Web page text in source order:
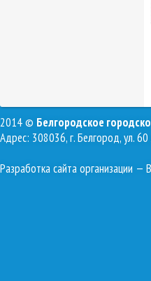
2014 © Белгородское
Адрес: 308036, г. Белгород, ул.
Разработка сайта организации —